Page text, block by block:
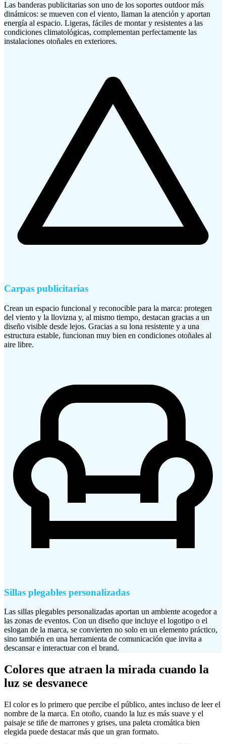
Las banderas publicitarias son uno de los soportes outdoor más
dinámicos: se mueven con el viento, llaman la atención y aportan
energía al espacio. Ligeras, fáciles de montar y resistentes a las
condiciones climatológicas, complementan perfectamente las
instalaciones otoñales en exteriores.
Carpas publicitarias
Crean un espacio funcional y reconocible para la marca: protegen
del viento y la llovizna y, al mismo tiempo, destacan gracias a un
diseño visible desde lejos. Gracias a su lona resistente y a una
estructura estable, funcionan muy bien en condiciones otoñales al
aire libre.
Sillas plegables personalizadas
Las sillas plegables personalizadas aportan un ambiente acogedor a
las zonas de eventos. Con un diseño que incluye el logotipo o el
eslogan de la marca, se convierten no solo en un elemento práctico,
sino también en una herramienta de comunicación que invita a
descansar e interactuar con el brand.
Colores que atraen la mirada cuando la
luz se desvanece
El color es lo primero que percibe el público, antes incluso de leer el
nombre de la marca. En otoño, cuando la luz es más suave y el
paisaje se tiñe de marrones y grises, una paleta cromática bien
elegida puede destacar más que un gran formato.